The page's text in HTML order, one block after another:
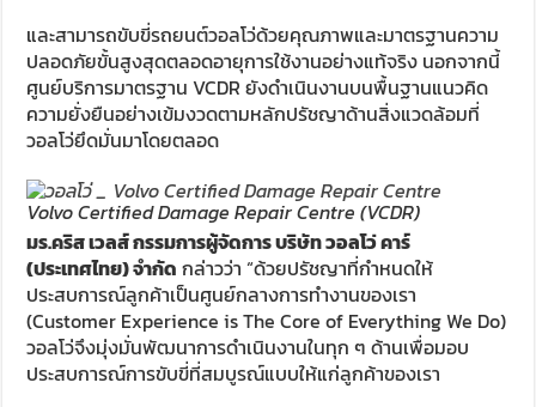
และสามารถขับขี่รถยนต์วอลโว่ด้วยคุณภาพและมาตรฐานความ
ปลอดภัยขั้นสูงสุดตลอดอายุการใช้งานอย่างแท้จริง นอกจากนี้
ศูนย์บริการมาตรฐาน VCDR ยังดำเนินงานบนพื้นฐานแนวคิด
ความยั่งยืนอย่างเข้มงวดตามหลักปรัชญาด้านสิ่งแวดล้อมที่
วอลโว่ยึดมั่นมาโดยตลอด
Volvo Certified Damage Repair Centre (VCDR)
มร.คริส เวลส์ กรรมการผู้จัดการ บริษัท วอลโว่ คาร์
(ประเทศไทย) จำกัด กล่าวว่า “ด้วยปรัชญาที่กำหนดให้
ประสบการณ์ลูกค้าเป็นศูนย์กลางการทำงานของเรา
(Customer Experience is The Core of Everything We Do)
วอลโว่จึงมุ่งมั่นพัฒนาการดำเนินงานในทุก ๆ ด้านเพื่อมอบ
ประสบการณ์การขับขี่ที่สมบูรณ์แบบให้แก่ลูกค้าของเรา